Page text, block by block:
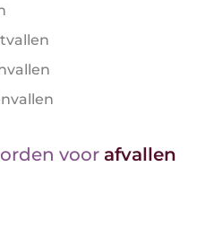
voor afvallen